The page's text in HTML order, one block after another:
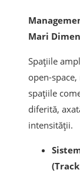
Mari
Spațiile
open-
spațiile
diferită,
intensității.